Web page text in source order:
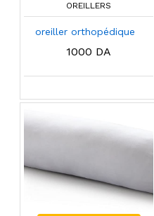
OREILLERS
oreiller orthopédique
1000 DA